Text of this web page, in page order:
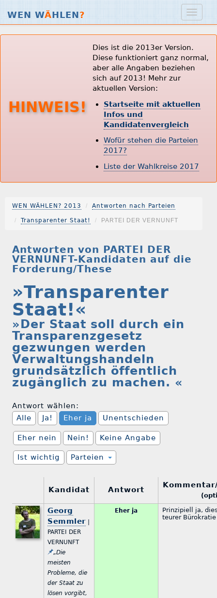
WEN WÄHLEN?
HINWEIS!
Dies ist die 2013er Version.
Diese funktioniert ganz normal,
aber alle Angaben beziehen
sich auf 2013! Mehr zur
aktuellen Version:
Startseite mit aktuellen
Infos und
Kandidatenvergleich
Wofür stehen die Parteien
2017?
Liste der Wahlkreise 2017
WEN WÄHLEN? 2013 Antworten nach Parteien
Transparenter Staat! PARTEI DER VERNUNFT
Antworten von PARTEI DER
VERNUNFT-Kandidaten auf die
Forderung/These
»Transparenter
Staat!«
»Der Staat soll durch ein
Transparenzgesetz
gezwungen werden
Verwaltungshandeln
grundsätzlich öffentlich
zugänglich zu machen. «
Antwort wählen:
Alle
Ja! Eher ja Unentschieden
Eher nein Nein! Keine Angabe
Ist wichtig Parteien
Kandidat Antwort
Georg
Semmler|
PARTEI DER
VERNUNFT
„Die
meisten
Probleme, die
der Staat zu
lösen vorgibt,
Eher ja
Prinzipiell ja,
teurer